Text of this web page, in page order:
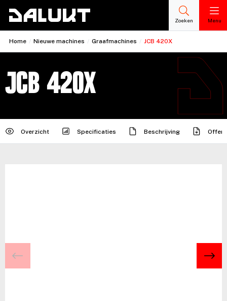
Zoeken Menu
Home / Nieuwe machines / Graafmachines / JCB 420X
JCB 420X
Overzicht Specificaties Beschrijving